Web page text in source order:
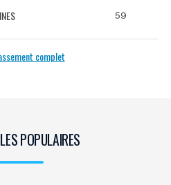
59
complet
POPULAIRES